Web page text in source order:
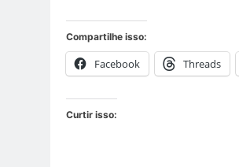
Compartilhe isso:
Facebook Threads
Curtir isso: